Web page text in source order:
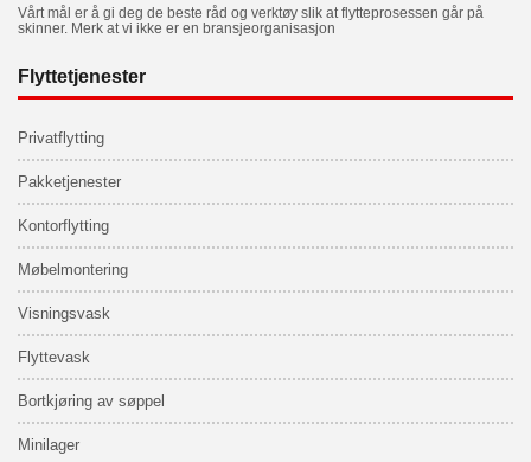
Vårt mål er å gi deg de beste råd og verktøy slik at flytteprosessen går på
skinner. Merk at vi ikke er en bransjeorganisasjon
Flyttetjenester
Privatflytting
Pakketjenester
Kontorflytting
Møbelmontering
Visningsvask
Flyttevask
Bortkjøring av søppel
Minilager